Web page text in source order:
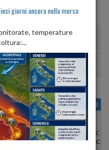
max:26º U:67%
max:28º
22º max:26º U:79%-89%
max:22º U:87%
MAR 11
Min:
21°C
Max:31°C
MER 12
Min:20°C
Max:29°C
GIO 13
Min:
20°C
Max:29°C
giorni ancora nella morsa
temperature